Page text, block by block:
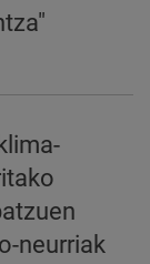
neurriak